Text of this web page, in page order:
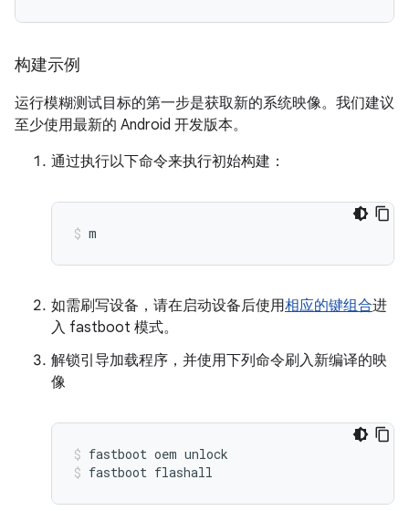
构建示例
运行模糊测试目标的第一步是获取新的系统映像。我们建议
至少使用最新的 Android 开发版本。
通过执行以下命令来执行初始构建：
m
如需刷写设备，请在启动设备后使用相应的键组合进
入 fastboot 模式。
解锁引导加载程序，并使用下列命令刷入新编译的映
像
fastboot oem unlock
fastboot flashall